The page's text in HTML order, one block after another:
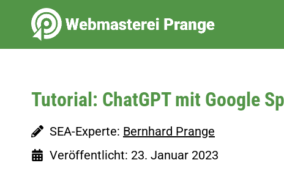
springen
Tutorial: ChatGPT mit Google
SEA-Experte: Bernhard Prange
Veröffentlicht: 23. Januar 2023